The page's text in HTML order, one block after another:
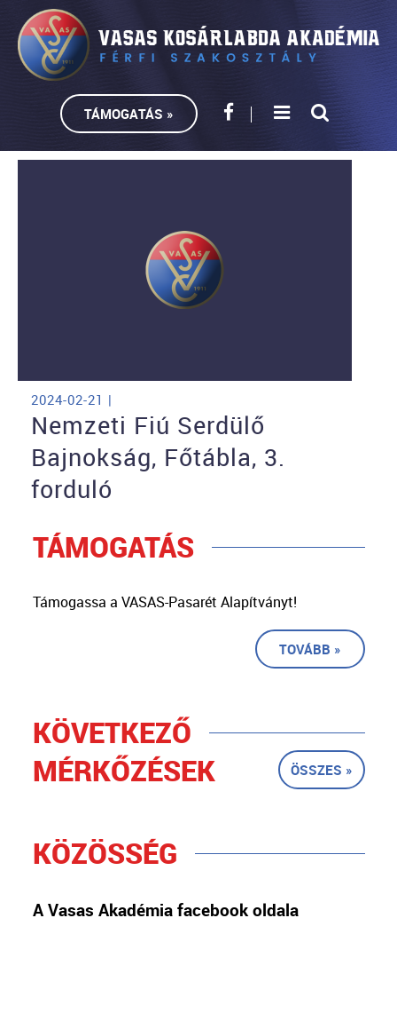
TÁMOGATÁS »
2024-02-21 |
Nemzeti Fiú Serdülő
Bajnokság, Főtábla, 3.
forduló
TÁMOGATÁS
Támogassa a VASAS-Pasarét Alapítványt!
TOVÁBB »
KÖVETKEZŐ
MÉRKŐZÉSEK
ÖSSZES »
KÖZÖSSÉG
A Vasas Akadémia facebook oldala